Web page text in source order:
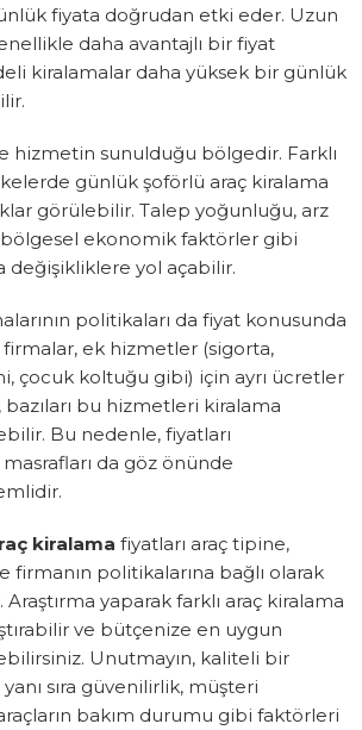
fiyata doğrudan etki eder. Uzun
daha avantajlı bir fiyat
kiralamalar daha yüksek bir günlük
hizmetin sunulduğu bölgedir. Farklı
günlük şoförlü araç kiralama
görülebilir. Talep yoğunluğu, arz
ekonomik faktörler gibi
değişikliklere yol açabilir.
politikaları da fiyat konusunda
firmalar, ek hizmetler (sigorta,
çocuk koltuğu gibi) için ayrı ücretler
bu hizmetleri kiralama
Bu nedenle, fiyatları
masrafları da göz önünde
kiralama fiyatları araç tipine,
firmanın politikalarına bağlı olarak
yaparak farklı araç kiralama
ve bütçenize en uygun
Unutmayın, kaliteli bir
sıra güvenilirlik, müşteri
bakım durumu gibi faktörleri